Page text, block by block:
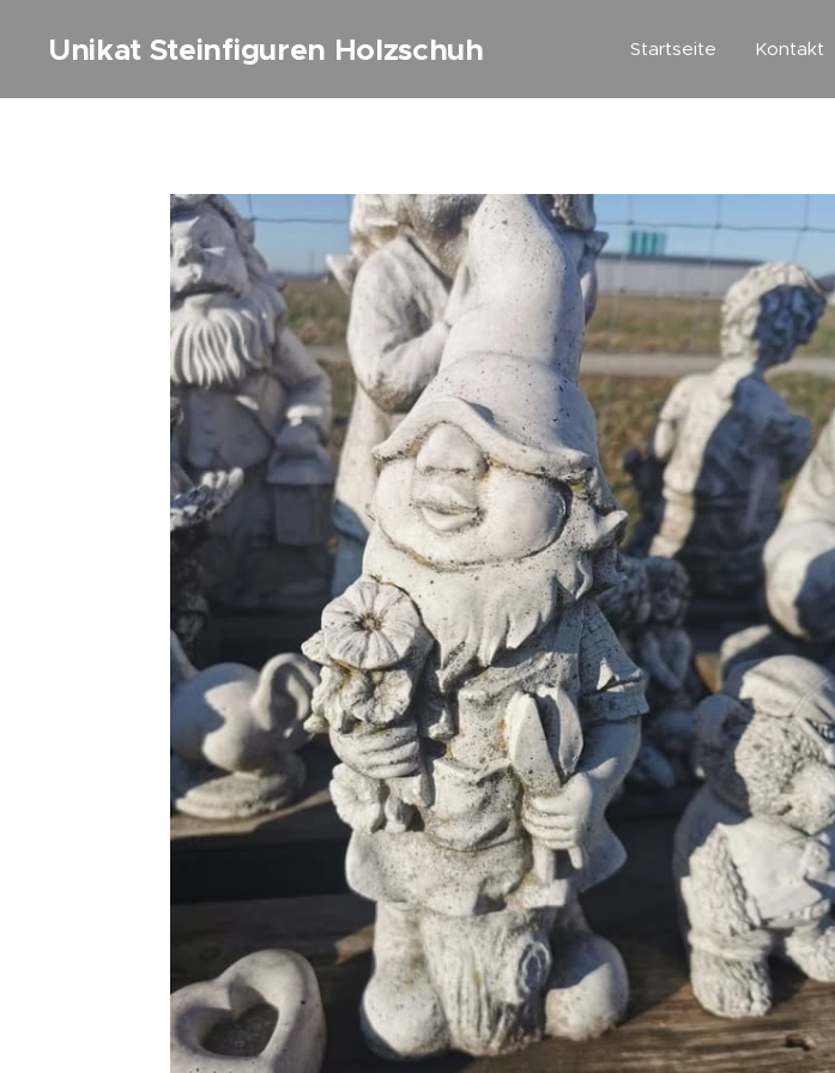
Unikat Steinfiguren Holzschuh Startseite Kontakt